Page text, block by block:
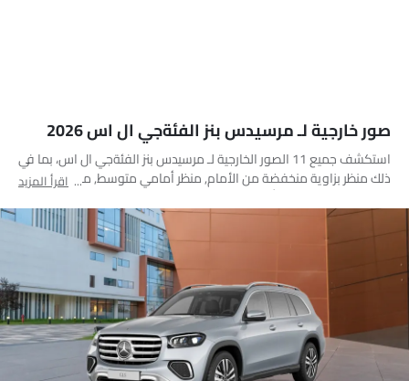
صور خارجية لـ مرسيدس بنز الفئةجي ال اس 2026
استكشف جميع 11 الصور الخارجية لـ مرسيدس بنز الفئةجي ال اس، بما في
ذلك منظر بزاوية منخفضة من الأمام, منظر أمامي متوسط, منظر خلفي
جانبي متقاطع, مصباح أمامي, مصباح خلفي, عجلة, مصباح الضباب
الأمامي, منظر الشبك الأمامي, الشعار, مرآة السائق الأمامية زاوية, أنبوب
العادم
اقرأ المزيد